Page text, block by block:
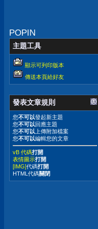
POPIN
主題工具
顯示可列印版本
傳送本頁給好友
發表文章規則
您不可以發起新主題
您不可以回應主題
您不可以 上傳附加檔案
您不可以編輯您的文章
vB 代碼打開
表情圖示打開
[IMG]代碼打開
HTML代碼關閉